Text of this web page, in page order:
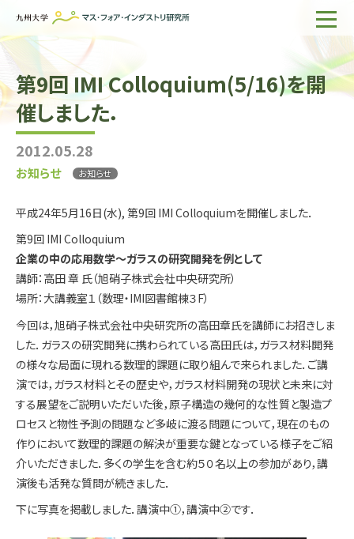
ホーム
IMIについて
組織・所員
研究活動
出版物一覧
サイト内検索 English
第9回 IMI Colloquium(5/16)を開
催しました．
2012.05.28
お知らせ お知らせ
平成24年5月16日(水), 第9回 IMI Colloquiumを開催しました．
第9回 IMI Colloquium
企業の中の応用数学～ガラスの研究開発を例として
講師：高田 章 氏（旭硝子株式会社中央研究所）
場所：大講義室１（数理・IMI図書館棟３F）
今回は，旭硝子株式会社中央研究所の高田章氏を講師にお招きしま
した．ガラスの研究開発に携わられている高田氏は，ガラス材料開発
の様々な局面に現れる数理的課題に取り組んで来られました．ご講
演では，ガラス材料とその歴史や，ガラス材料開発の現状と未来に対
する展望をご説明いただいた後，原子構造の幾何的な性質と製造プ
ロセスと物性予測の問題など多岐に渡る問題について，現在のもの
作りにおいて数理的課題の解決が重要な鍵となっている様子をご紹
介いただきました．多くの学生を含む約５０名以上の参加があり，講
演後も活発な質問が続きました．
下に写真を掲載しました．講演中①，講演中②です．